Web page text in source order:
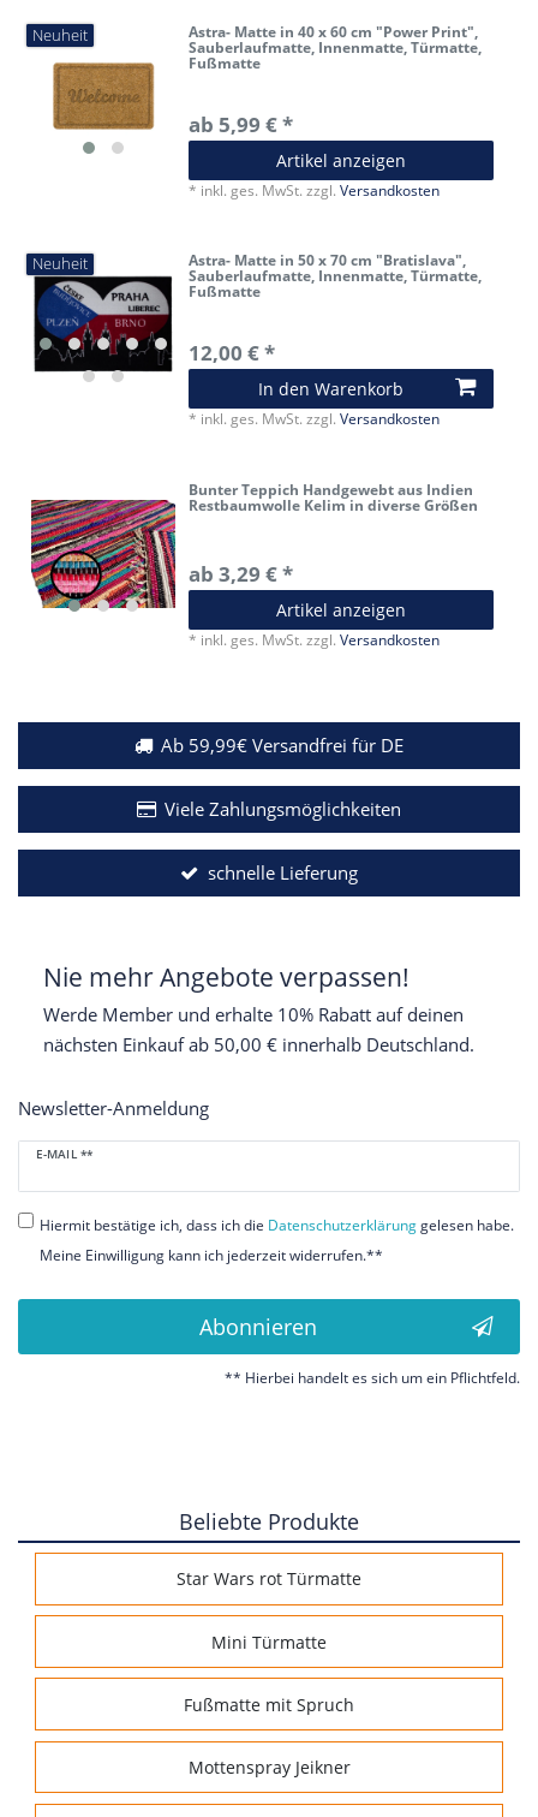
Neuheit Astra- Matte in 40 x 60 cm "Power Print",
Sauberlaufmatte, Innenmatte, Türmatte,
Fußmatte
ab 5,99 € *
Artikel anzeigen
* inkl. ges. MwSt. zzgl.Versandkosten
Neuheit Astra- Matte in 50 x 70 cm "Bratislava",
Sauberlaufmatte, Innenmatte, Türmatte,
Fußmatte
12,00 € *
In den Warenkorb
* inkl. ges. MwSt. zzgl.Versandkosten
Bunter Teppich Handgewebt aus Indien
Restbaumwolle Kelim in diverse Größen
ab 3,29 € *
Artikel anzeigen
* inkl. ges. MwSt. zzgl.Versandkosten
Ab 59,99€ Versandfrei für DE
Viele Zahlungsmöglichkeiten
schnelle Lieferung
Nie mehr Angebote verpassen!
Werde Member und erhalte 10% Rabatt auf deinen
nächsten Einkauf ab 50,00 € innerhalb Deutschland.
Newsletter-Anmeldung
E-MAIL **
Newsletter
Hiermit bestätige ich, dass ich die Daten­schutz­erklärunggelesen habe.
Meine Einwilligung kann ich jederzeit widerrufen.**
Abonnieren
** Hierbei handelt es sich um ein Pflichtfeld.
Beliebte Produkte
Star Wars rot Türmatte
Mini Türmatte
Fußmatte mit Spruch
Mottenspray Jeikner